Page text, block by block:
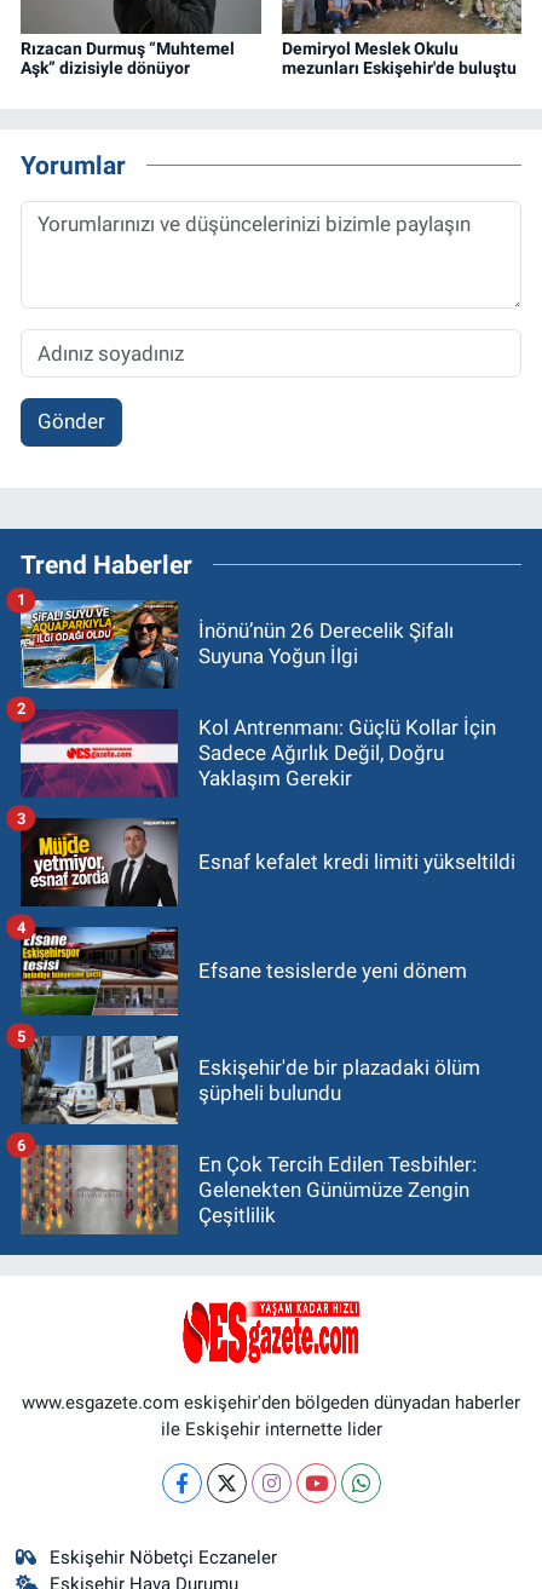
Rızacan Durmuş “Muhtemel
Aşk” dizisiyle dönüyor
Demiryol Meslek Okulu
mezunları Eskişehir'de buluştu
Yorumlar
Gönder
Trend Haberler
İnönü’nün 26 Derecelik Şifalı
Suyuna Yoğun İlgi
1
Kol Antrenmanı: Güçlü Kollar İçin
Sadece Ağırlık Değil, Doğru
Yaklaşım Gerekir
2
Esnaf kefalet kredi limiti yükseltildi
3
Efsane tesislerde yeni dönem
4
Eskişehir'de bir plazadaki ölüm
şüpheli bulundu
5
En Çok Tercih Edilen Tesbihler:
Gelenekten Günümüze Zengin
Çeşitlilik
6
www.esgazete.com eskişehir'den bölgeden dünyadan haberler
ile Eskişehir internette lider
Eskişehir Nöbetçi Eczaneler
Eskişehir Hava Durumu